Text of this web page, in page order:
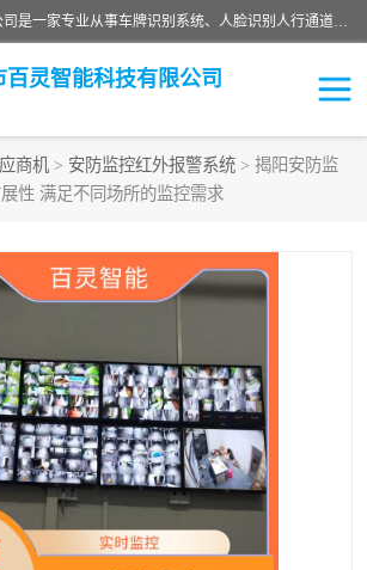
广州百灵智能科技有限公司是一家专业从事车牌识别系统、人脸识别人行通道、安防监控交通设施、停车场智能管理系统、停车场云平台、车牌识别一体机、自动道闸、通道设备、交通设施及交通划线等产品研发、生产和销售的高新技术企业。
百灵智能科技有限公司
商机 > 安防监控红外报警系统 > 揭阳安防监
性 满足不同场所的监控需求
警系统 车牌识别系统